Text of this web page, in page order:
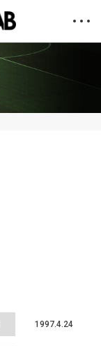
1997.4.24